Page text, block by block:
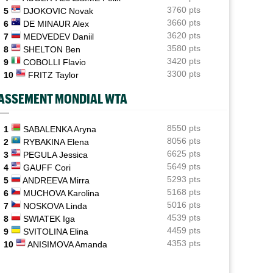
ATP / WTA
Tous les programmes et les résultats de ce jeudi 6 août
2026
06/08
INTERVIEW
Luca Van Assche : "Je peux être performant tout au
long de l’année"
INTERVIEW
Quentin Halys : "Je n’ai pas eu de coup de téléphone de
sponsors"
06/08
WTA - Toronto
Aryna Sabalenka propose... des conférences de presse
façon F1
5
DJOKOVIC Novak
3760 pts
6
DE MINAUR Alex
3660 pts
7
MEDVEDEV Daniil
3620 pts
8
SHELTON Ben
3580 pts
9
COBOLLI Flavio
3420 pts
10
FRITZ Taylor 3300 pts
MONDIAL WTA
1 SABALENKA Aryna
8550 pts
2
RYBAKINA Elena
8056 pts
3
PEGULA Jessica
6625 pts
4
GAUFF Cori
5649 pts
5
ANDREEVA Mirra
5293 pts
6
MUCHOVA Karolina
5168 pts
7
NOSKOVA Linda
5016 pts
8
SWIATEK Iga
4539 pts
9
SVITOLINA Elina
4459 pts
10
ANISIMOVA Amanda 4353 pts